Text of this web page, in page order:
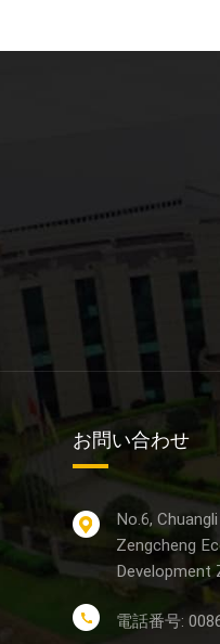
お問い合わせ
No.6,
Zengcheng
Development
電話番号: